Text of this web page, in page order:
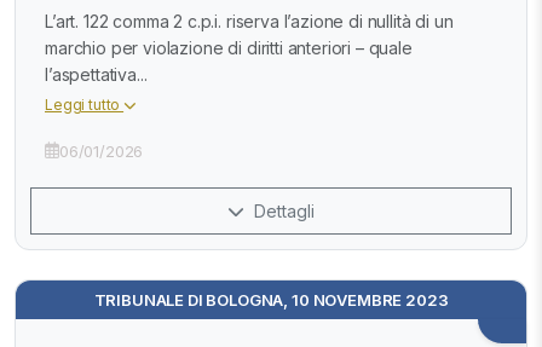
L’art. 122 comma 2 c.p.i. riserva l’azione di nullità di un
marchio per violazione di diritti anteriori – quale
l’aspettativa...
Leggi tutto
06/01/2026
Dettagli
TRIBUNALE DI BOLOGNA, 10 NOVEMBRE 2023